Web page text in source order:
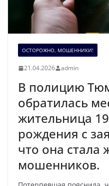
ОСТОРОЖНО, МОШЕННИКИ!
21.04.2026 admin
В полицию
обратилась
жительница
рождения с
что она стала
мошенников.